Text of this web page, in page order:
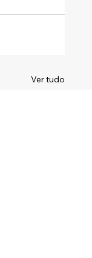
Ver tudo